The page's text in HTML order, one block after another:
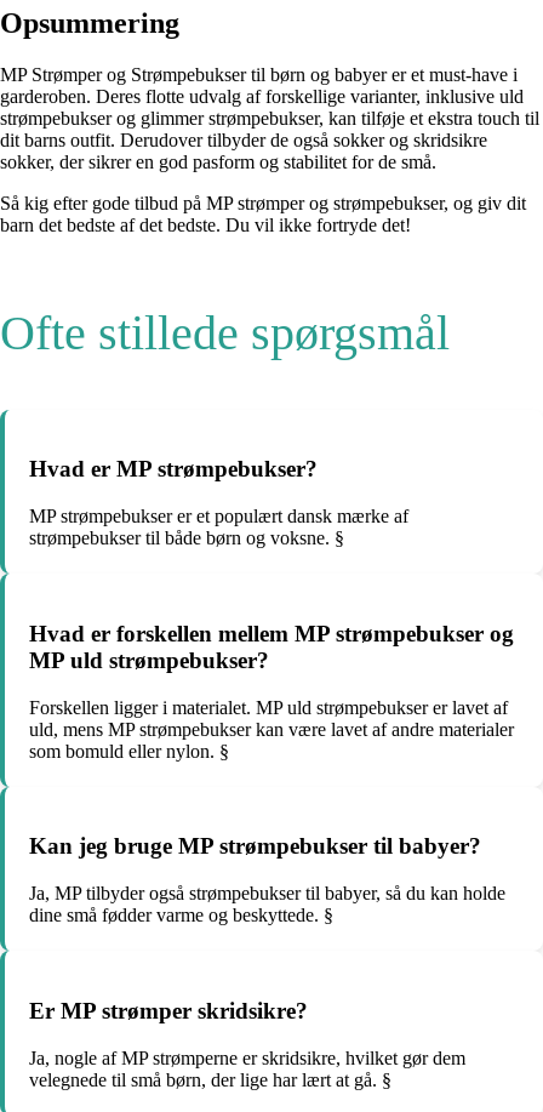
Opsummering
MP Strømper og Strømpebukser til børn og babyer er et must-have i
garderoben. Deres flotte udvalg af forskellige varianter, inklusive uld
strømpebukser og glimmer strømpebukser, kan tilføje et ekstra touch til
dit barns outfit. Derudover tilbyder de også sokker og skridsikre
sokker, der sikrer en god pasform og stabilitet for de små.
Så kig efter gode tilbud på MP strømper og strømpebukser, og giv dit
barn det bedste af det bedste. Du vil ikke fortryde det!
Ofte stillede spørgsmål
Hvad er MP strømpebukser?
MP strømpebukser er et populært dansk mærke af
strømpebukser til både børn og voksne. §
Hvad er forskellen mellem MP strømpebukser og
MP uld strømpebukser?
Forskellen ligger i materialet. MP uld strømpebukser er lavet af
uld, mens MP strømpebukser kan være lavet af andre materialer
som bomuld eller nylon. §
Kan jeg bruge MP strømpebukser til babyer?
Ja, MP tilbyder også strømpebukser til babyer, så du kan holde
dine små fødder varme og beskyttede. §
Er MP strømper skridsikre?
Ja, nogle af MP strømperne er skridsikre, hvilket gør dem
velegnede til små børn, der lige har lært at gå. §